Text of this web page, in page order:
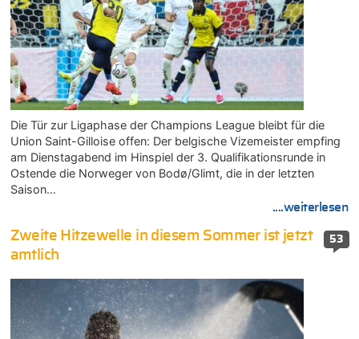
Die Tür zur Ligaphase der Champions League bleibt für die
Union Saint-Gilloise offen: Der belgische Vizemeister empfing
am Dienstagabend im Hinspiel der 3. Qualifikationsrunde in
Ostende die Norweger von Bodø/Glimt, die in der letzten
Saison…
....weiterlesen
53
Zweite Hitzewelle in diesem Sommer ist jetzt
amtlich